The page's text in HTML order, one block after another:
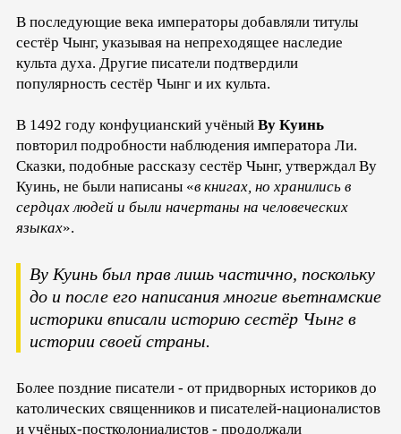
В последующие века императоры добавляли титулы
сестёр Чынг, указывая на непреходящее наследие
культа духа. Другие писатели подтвердили
популярность сестёр Чынг и их культа.
В 1492 году конфуцианский учёный Ву Куинь
повторил подробности наблюдения императора Ли.
Сказки, подобные рассказу сестёр Чынг, утверждал Ву
Куинь, не были написаны «в книгах, но хранились в
сердцах людей и были начертаны на человеческих
языках».
Ву Куинь был прав лишь частично, поскольку
до и после его написания многие вьетнамские
историки вписали историю сестёр Чынг в
истории своей страны.
Более поздние писатели - от придворных историков до
католических священников и писателей-националистов
и учёных-постколониалистов - продолжали